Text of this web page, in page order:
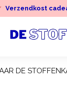
Verzendkost
DE